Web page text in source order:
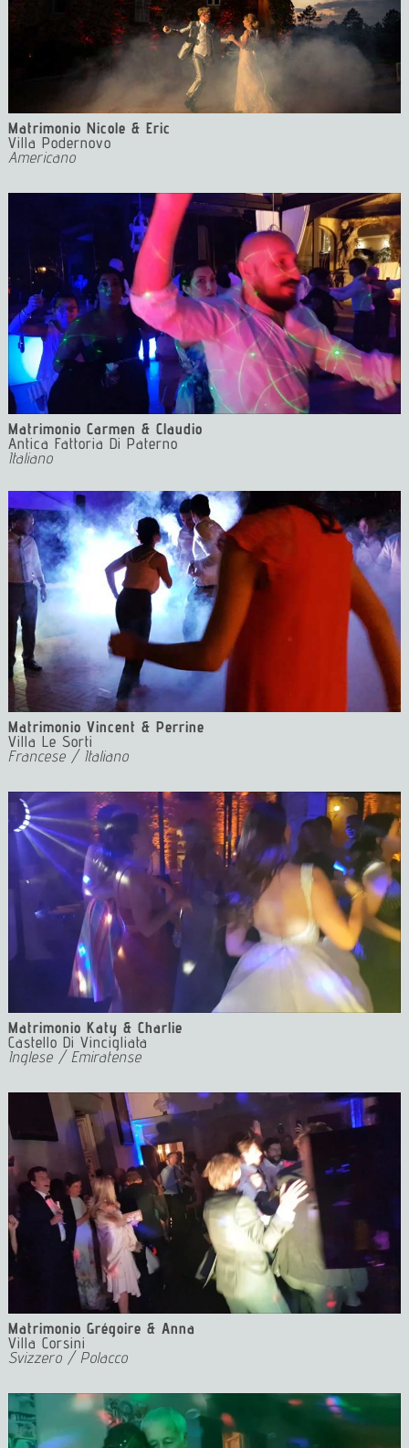
Matrimonio Nicole & Eric
Villa Podernovo
Americano
Matrimonio Carmen & Claudio
Antica Fattoria Di Paterno
Italiano4 Eventi Dj Florence Dj Eventi Toscana Tuscany Wedding
Matrimonio Vincent & Perrine
Villa Le Sorti
Francese / Italiano
Matrimonio Katy & Charlie
Castello Di Vincigliata
Inglese / Emiratense
Matrimonio Grégoire & Anna
Villa Corsini
Svizzero / Polacco